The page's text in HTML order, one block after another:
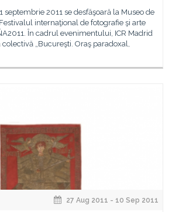
septembrie 2011 se desfăşoară la Museo de
internaţional de fotografie şi arte
În cadrul evenimentului, ICR Madrid
„Bucureşti. Oraş paradoxal,
27 Aug 2011 - 10 Sep 2011